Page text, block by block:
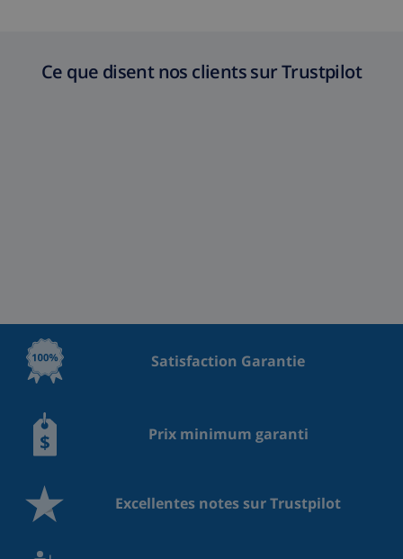
Ce que disent nos clients sur Trustpilot
Satisfaction Garantie
Prix minimum garanti
Excellentes notes sur Trustpilot